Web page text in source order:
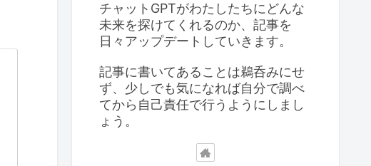
チャットGPTがわたしたちにどんな
未来を探けてくれるのか、記事を
日々アップデートしていきます。
記事に書いてあることは鵜呑みにせ
ず、少しでも気になれば自分で調べ
てから自己責任で行うようにしまし
ょう。